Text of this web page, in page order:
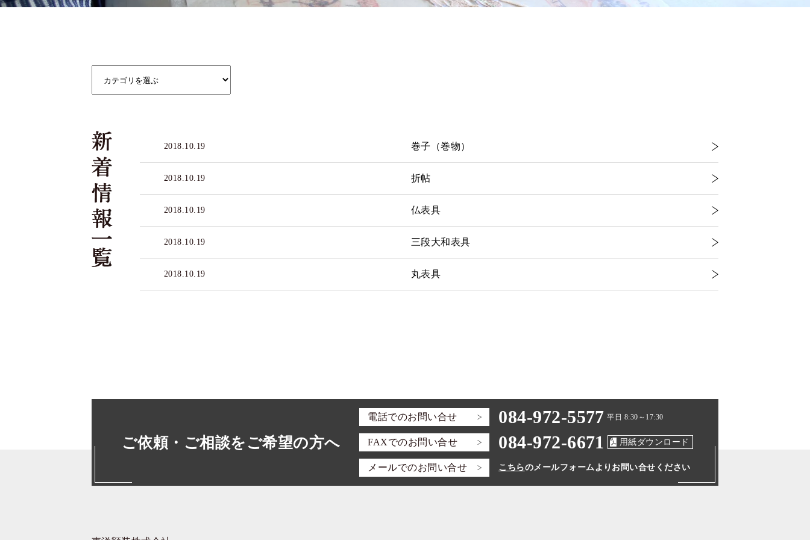
2018.10.19 巻子（巻物）
2018.10.19 折帖
2018.10.19 仏表具
2018.10.19 三段大和表具
2018.10.19 丸表具
ご依頼・ご相談をご希望の方へ
電話でのお問い合せ 084-972-5577 平日 8:30～17:30
FAXでのお問い合せ 084-972-6671 用紙ダウンロード
メールでのお問い合せ こちらのメールフォームより お問い合せください